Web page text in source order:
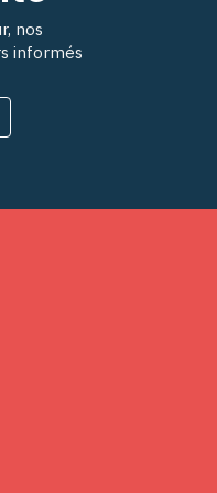
nos
informés